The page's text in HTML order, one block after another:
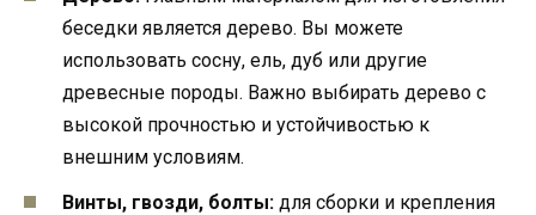
беседки является дерево. Вы можете
использовать сосну, ель, дуб или другие
древесные породы. Важно выбирать дерево с
высокой прочностью и устойчивостью к
внешним условиям.
Винты, гвозди, болты: для сборки и крепления